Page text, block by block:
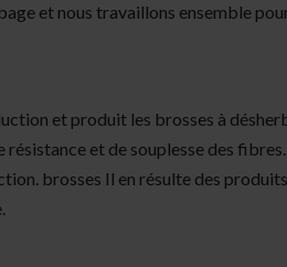
et nous travaillons ensemble
et produit les brosses à
résistance et de souplesse des
brosses Il en résulte des